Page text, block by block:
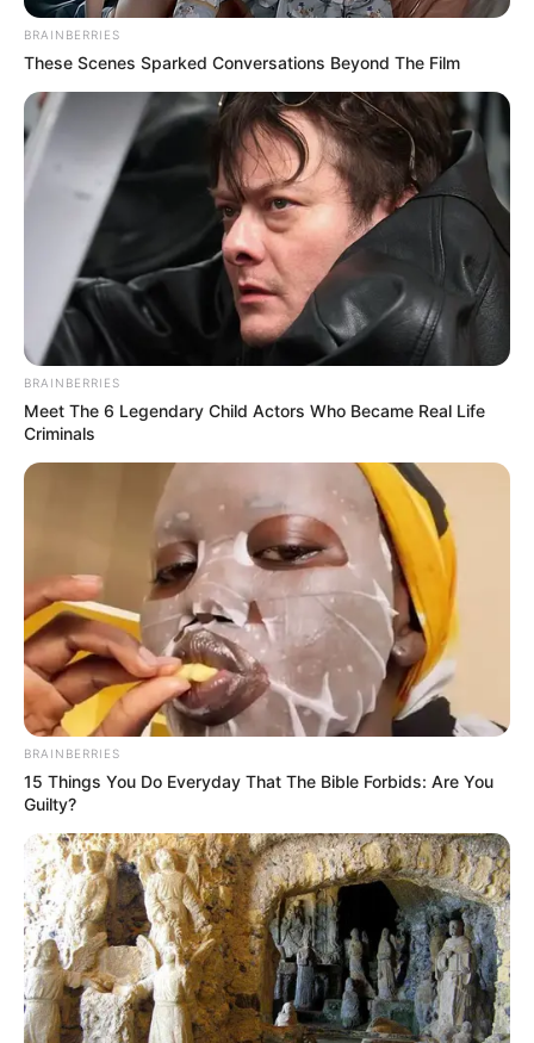
Szolnokon tartott rendezvényt a Demokratikus
Koalíció (DK), ahol Molnár Csaba,
a DK ügyvezető alelnöke arról beszélt: a kegyelmi
ügy után Orbán Viktor megpróbálta megőrizni
hatalmát, melyhez egyrészt le kellett vennie a
témát napirendről, másrészt meg kellett osztania az
Erre jelentett megoldást Magyar Péter, akinek
köszönhetően a pedofilbotrány minden idők
legnagyobb, ám legrövidebb kormányválsága lett
Magyarországon – vélekedett.
BRAINBERRIES
These Scenes Sparked Conversations Beyond The Film
BRAINBERRIES
Meet The 6 Legendary Child Actors Who Became Real Life
Criminals
BRAINBERRIES
15 Things You Do Everyday That The Bible Forbids: Are You
Guilty?